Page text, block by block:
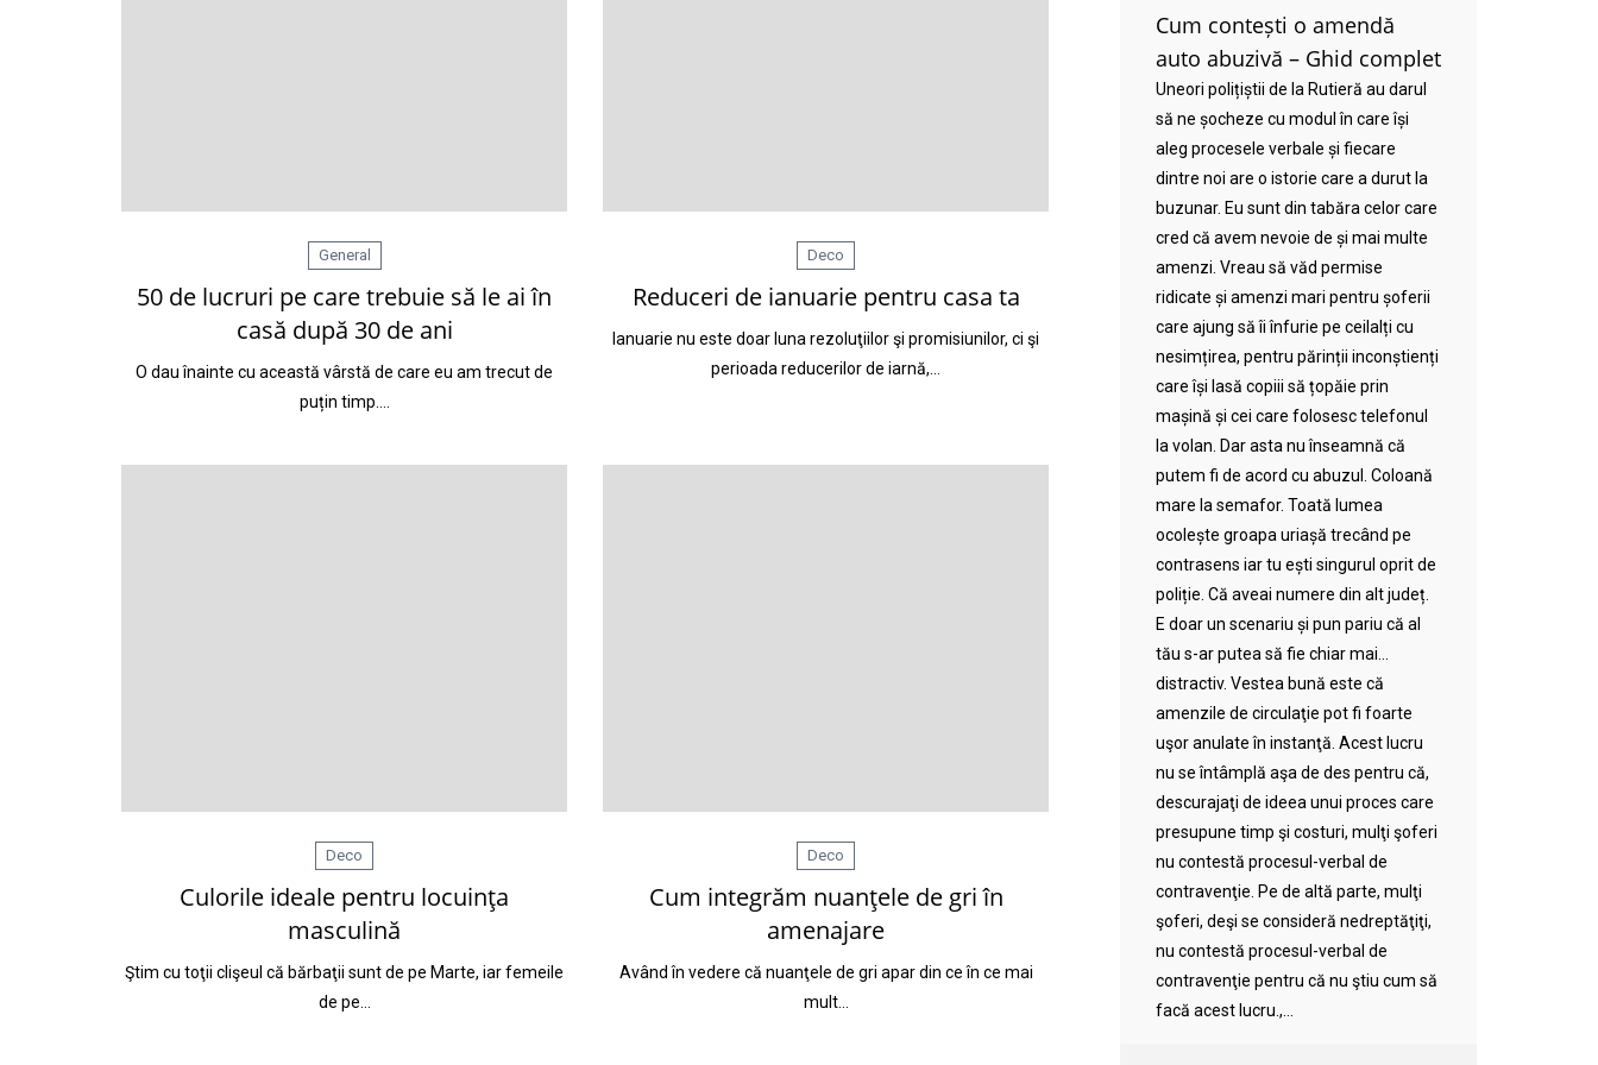
General
50 de lucruri pe care trebuie să le ai în
casă după 30 de ani
O dau înainte cu această vârstă de care eu am trecut de
puțin timp.…
Deco
Reduceri de ianuarie pentru casa ta
Ianuarie nu este doar luna rezoluţiilor şi promisiunilor, ci şi
perioada reducerilor de iarnă,…
Deco
Culorile ideale pentru locuinţa
masculină
Ştim cu toţii clişeul că bărbaţii sunt de pe Marte, iar femeile
de pe…
Deco
Cum integrăm nuanţele de gri în
amenajare
Având în vedere că nuanţele de gri apar din ce în ce mai
mult…
Cum contești o amendă
auto abuzivă – Ghid complet
Uneori polițiștii de la Rutieră au darul
să ne șocheze cu modul în care își
aleg procesele verbale și fiecare
dintre noi are o istorie care a durut la
buzunar. Eu sunt din tabăra celor care
cred că avem nevoie de și mai multe
amenzi. Vreau să văd permise
ridicate și amenzi mari pentru șoferii
care ajung să îi înfurie pe ceilalți cu
nesimțirea, pentru părinții inconștienți
care își lasă copiii să țopăie prin
mașină și cei care folosesc telefonul
la volan. Dar asta nu înseamnă că
putem fi de acord cu abuzul. Coloană
mare la semafor. Toată lumea
ocolește groapa uriașă trecând pe
contrasens iar tu ești singurul oprit de
poliție. Că aveai numere din alt județ.
E doar un scenariu și pun pariu că al
tău s-ar putea să fie chiar mai…
distractiv. Vestea bună este că
amenzile de circulaţie pot fi foarte
uşor anulate în instanţă. Acest lucru
nu se întâmplă aşa de des pentru că,
descurajaţi de ideea unui proces care
presupune timp şi costuri, mulţi şoferi
nu contestă procesul-verbal de
contravenţie. Pe de altă parte, mulţi
şoferi, deşi se consideră nedreptăţiţi,
nu contestă procesul-verbal de
contravenţie pentru că nu ştiu cum să
facă acest lucru.,...